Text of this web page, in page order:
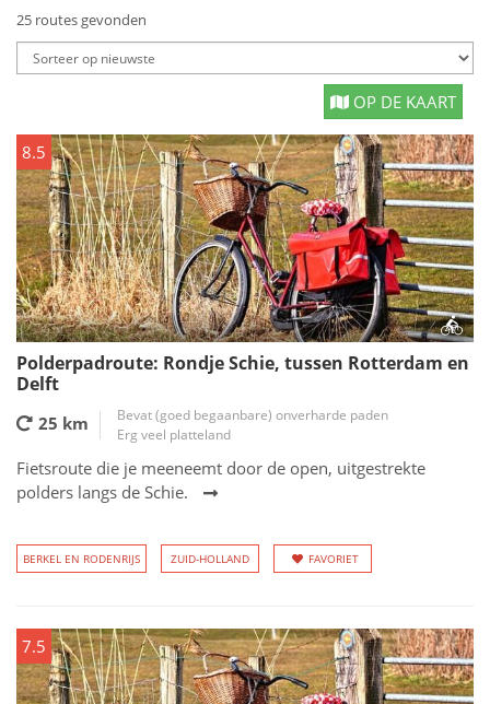
25 routes gevonden
OP DE KAART
8.5
Polderpadroute: Rondje Schie, tussen Rotterdam en
Delft
25 km
Bevat (goed begaanbare) onverharde paden
Erg veel platteland
Fietsroute die je meeneemt door de open, uitgestrekte
polders langs de Schie.
BERKEL EN RODENRIJS ZUID-HOLLAND FAVORIET
7.5